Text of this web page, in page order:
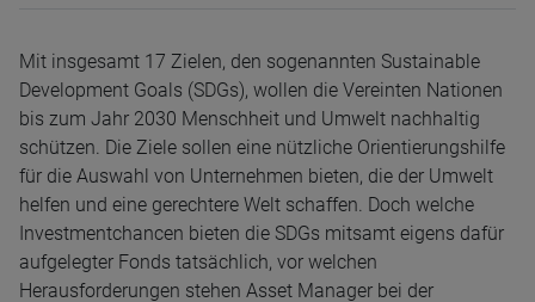
Mit insgesamt 17 Zielen, den sogenannten Sustainable
Development Goals (SDGs), wollen die Vereinten Nationen
bis zum Jahr 2030 Menschheit und Umwelt nachhaltig
schützen. Die Ziele sollen eine nützliche Orientierungshilfe
für die Auswahl von Unternehmen bieten, die der Umwelt
helfen und eine gerechtere Welt schaffen. Doch welche
Investmentchancen bieten die SDGs mitsamt eigens dafür
aufgelegter Fonds tatsächlich, vor welchen
Herausforderungen stehen Asset Manager bei der